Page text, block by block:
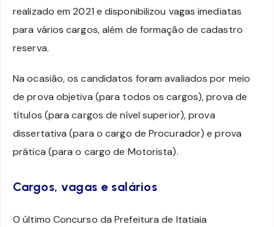
realizado em 2021 e disponibilizou vagas imediatas
para vários cargos, além de formação de cadastro
reserva.
Na ocasião, os candidatos foram avaliados por meio
de prova objetiva (para todos os cargos), prova de
títulos (para cargos de nível superior), prova
dissertativa (para o cargo de Procurador) e prova
prática (para o cargo de Motorista).
Cargos, vagas e salários
O último Concurso da Prefeitura de Itatiaia